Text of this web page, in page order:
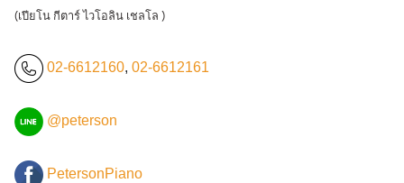
(เปียโน กีตาร์ ไวโอลิน เชลโล )
02-6612160, 02-6612161
@peterson
PetersonPiano